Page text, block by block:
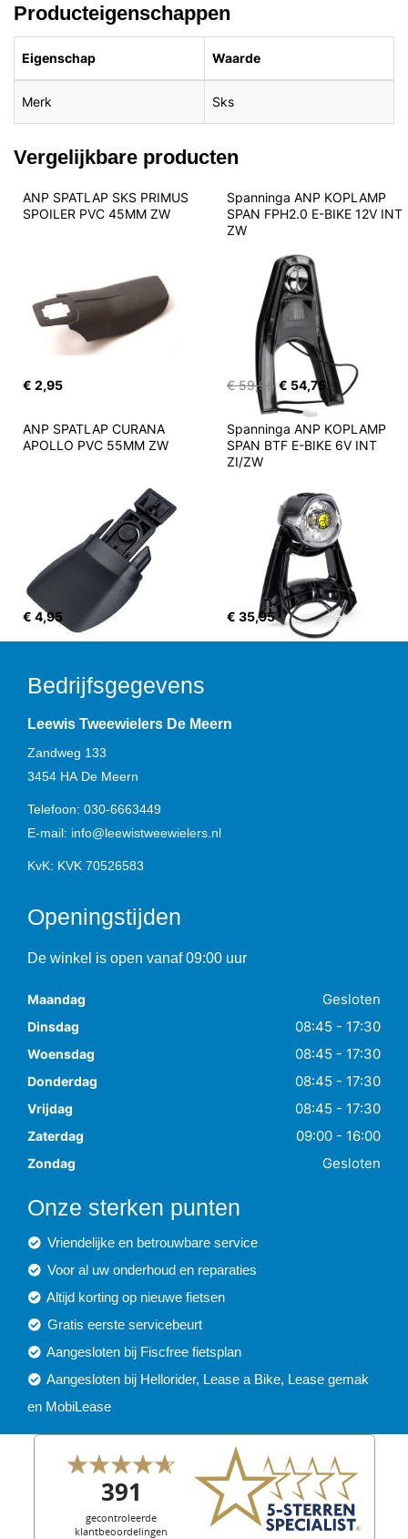
Producteigenschappen
Eigenschap Waarde
Merk Sks
Vergelijkbare producten
ANP SPATLAP SKS PRIMUS
SPOILER PVC 45MM ZW
€ 2,95
Spanninga ANP KOPLAMP
SPAN FPH2.0 E-BIKE 12V INT
ZW
€ 59,95 € 54,75
ANP SPATLAP CURANA
APOLLO PVC 55MM ZW
€ 4,95
Spanninga ANP KOPLAMP
SPAN BTF E-BIKE 6V INT
ZI/ZW
€ 35,95
Bedrijfsgegevens
Leewis Tweewielers De Meern
Zandweg 133
3454 HA De Meern
Telefoon: 030-6663449
E-mail: info@leewistweewielers.nl
KvK: KVK 70526583
Openingstijden
De winkel is open vanaf 09:00 uur
Maandag Gesloten
Dinsdag 08:45 - 17:30
Woensdag 08:45 - 17:30
Donderdag 08:45 - 17:30
Vrijdag 08:45 - 17:30
Zaterdag 09:00 - 16:00
Zondag Gesloten
Onze sterken punten
Vriendelijke en betrouwbare service
Voor al uw onderhoud en reparaties
Altijd korting op nieuwe fietsen
Gratis eerste servicebeurt
Aangesloten bij Fiscfree fietsplan
Aangesloten bij Hellorider, Lease a Bike, Lease gemak
en MobiLease